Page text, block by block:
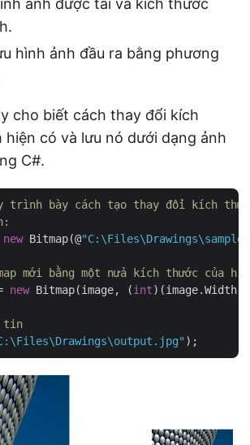
ảnh được tải và kích thước
hình ảnh đầu ra bằng phương
cho biết cách thay đổi kích
có và lưu nó dưới dạng ảnh
C#.
trình bày cách tạo thay đổi kích
new Bitmap(@
mới bằng một nửa kích thước của
new Bitmap(image, (int)(image.Width
tin